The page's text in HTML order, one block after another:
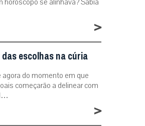
horóscopo se alinhava? Sabia
>
escolhas na cúria
agora do momento em que
começarão a delinear com
>